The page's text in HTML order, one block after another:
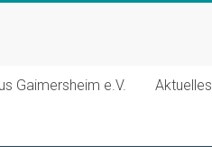
Gaimersheim e.V. Aktuelles